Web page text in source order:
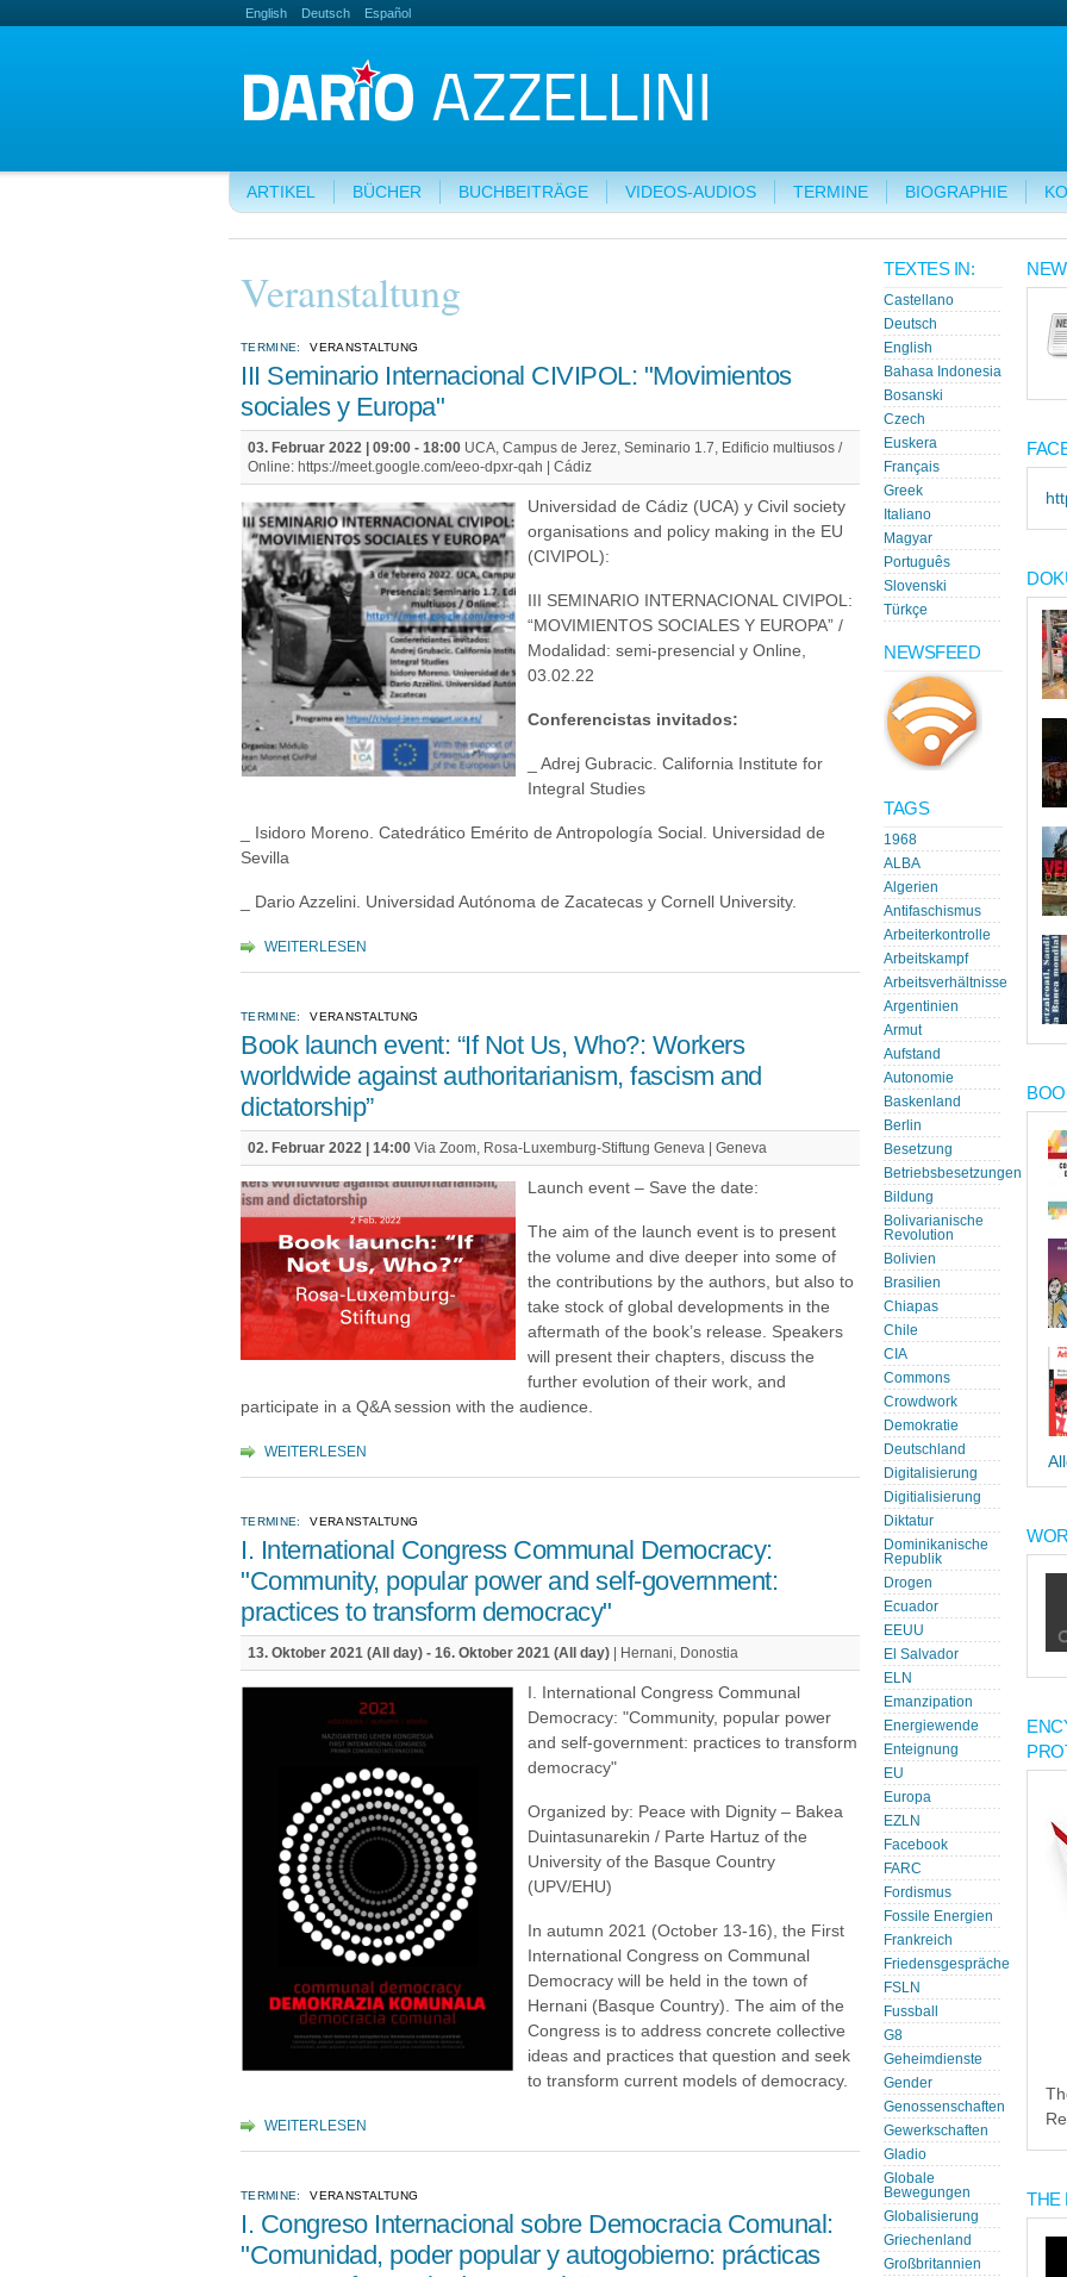
English Deutsch Español
ARTIKEL BÜCHER BUCHBEITRÄGE VIDEOS-AUDIOS TERMINE BIOGRAPHIE
Veranstaltung
TERMINE: VERANSTALTUNG
III Seminario Internacional CIVIPOL: "Movimientos
sociales y Europa"
03. Februar 2022 | 09:00 - 18:00 UCA, Campus de Jerez, Seminario 1.7, Edificio multiusos /
Online: https://meet.google.com/eeo-dpxr-qah | Cádiz
Universidad de Cádiz (UCA) y Civil society
organisations and policy making in the EU
(CIVIPOL):
III SEMINARIO INTERNACIONAL CIVIPOL:
“MOVIMIENTOS SOCIALES Y EUROPA” /
Modalidad: semi-presencial y Online,
03.02.22
Conferencistas invitados:
_ Adrej Gubracic. California Institute for
Integral Studies
_ Isidoro Moreno. Catedrático Emérito de Antropología Social. Universidad de
Sevilla
_ Dario Azzelini. Universidad Autónoma de Zacatecas y Cornell University.
WEITERLESEN
TERMINE: VERANSTALTUNG
Book launch event: “If Not Us, Who?: Workers
worldwide against authoritarianism, fascism and
dictatorship”
02. Februar 2022 | 14:00 Via Zoom, Rosa-Luxemburg-Stiftung Geneva | Geneva
Launch event – Save the date:
The aim of the launch event is to present
the volume and dive deeper into some of
the contributions by the authors, but also to
take stock of global developments in the
aftermath of the book’s release. Speakers
will present their chapters, discuss the
further evolution of their work, and
participate in a Q&A session with the audience.
WEITERLESEN
TERMINE: VERANSTALTUNG
I. International Congress Communal Democracy:
"Community, popular power and self-government:
practices to transform democracy"
13. Oktober 2021 (All day) - 16. Oktober 2021 (All day) | Hernani, Donostia
I. International Congress Communal
Democracy: "Community, popular power
and self-government: practices to transform
democracy"
Organized by: Peace with Dignity – Bakea
Duintasunarekin / Parte Hartuz of the
University of the Basque Country
(UPV/EHU)
In autumn 2021 (October 13-16), the First
International Congress on Communal
Democracy will be held in the town of
Hernani (Basque Country). The aim of the
Congress is to address concrete collective
ideas and practices that question and seek
to transform current models of democracy.
WEITERLESEN
TERMINE: VERANSTALTUNG
I. Congreso Internacional sobre Democracia Comunal:
"Comunidad, poder popular y autogobierno: prácticas
TEXTES IN:
Castellano
Deutsch
English
Bahasa Indonesia
Bosanski
Czech
Euskera
Français
Greek
Italiano
Magyar
Português
Slovenski
Türkçe
NEWSFEED
TAGS
1968
ALBA
Algerien
Antifaschismus
Arbeiterkontrolle
Arbeitskampf
Arbeitsverhältnisse
Argentinien
Armut
Aufstand
Autonomie
Baskenland
Berlin
Besetzung
Betriebsbesetzungen
Bildung
Bolivarianische
Revolution
Bolivien
Brasilien
Chiapas
Chile
CIA
Commons
Crowdwork
Demokratie
Deutschland
Digitalisierung
Digitialisierung
Diktatur
Dominikanische
Republik
Drogen
Ecuador
EEUU
El Salvador
ELN
Emanzipation
Energiewende
Enteignung
EU
Europa
EZLN
Facebook
FARC
Fordismus
Fossile Energien
Frankreich
Friedensgespräche
FSLN
Fussball
G8
Geheimdienste
Gender
Genossenschaften
Gewerkschaften
Gladio
Globale
Bewegungen
Globalisierung
Griechenland
Großbritannien
THE